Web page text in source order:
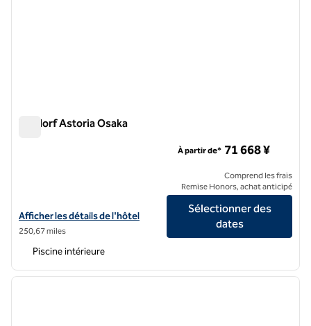
Waldorf Astoria Osaka
Afficher les détails de l'hôtel Waldorf Astoria Osaka
Afficher les détails de l'hôtel
250,67 miles
À partir de* 71 668 ¥
Comprend les frais
Remise Honors, achat anticipé
Sélectionner des
dates
Piscine intérieure
1 sur 6